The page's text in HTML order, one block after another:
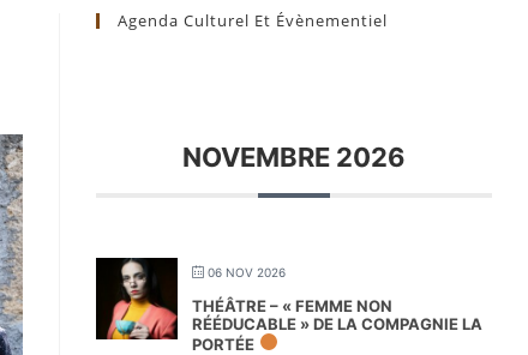
Agenda Culturel Et Évènementiel
NOVEMBRE 2026
06 NOV 2026
THÉÂTRE – « FEMME NON
RÉÉDUCABLE » DE LA COMPAGNIE LA
PORTÉE